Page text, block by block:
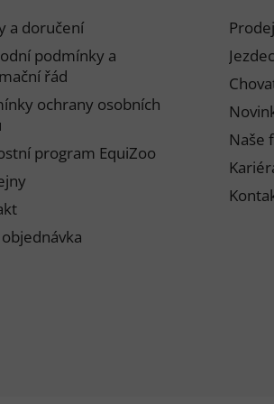
a doručení
podmínky a
řád
ochrany osobních
program EquiZoo
Naše